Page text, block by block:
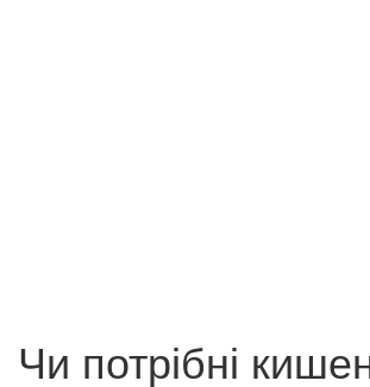
Чи потрібні